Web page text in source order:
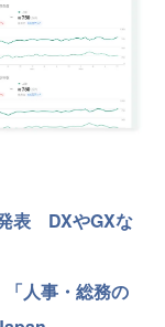
表 DXやGXな
人事・総務の